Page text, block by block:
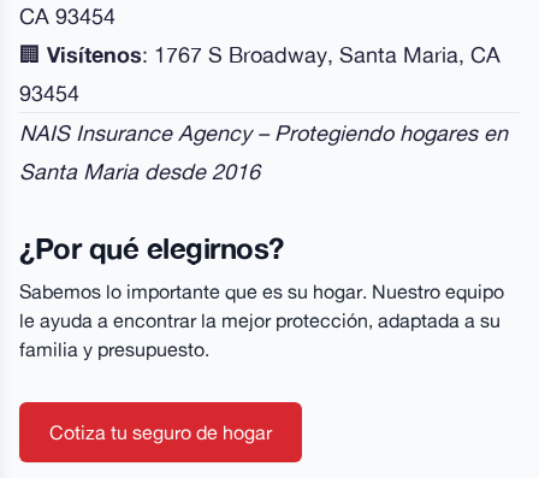
CA 93454
🏢 Visítenos: 1767 S Broadway, Santa Maria, CA
93454
NAIS Insurance Agency – Protegiendo hogares en
Santa Maria desde 2016
¿Por qué elegirnos?
Sabemos lo importante que es su hogar. Nuestro equipo
le ayuda a encontrar la mejor protección, adaptada a su
familia y presupuesto.
Cotiza tu seguro de hogar